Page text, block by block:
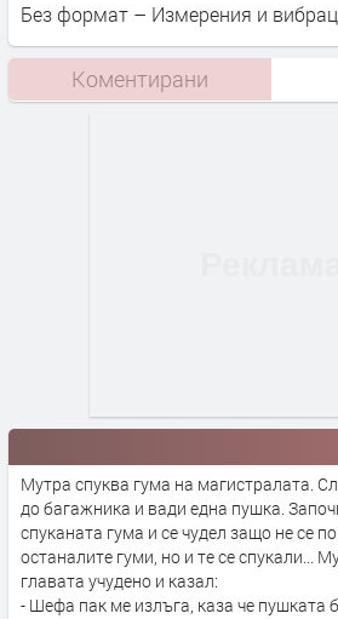
Без формат – Измерения и
Коментирани
Мутра спуква гума на магистралата.
до багажника и вади една пушка.
спуканата гума и се чудел защо не се
останалите гуми, но и те се спукали...
главата учудено и казал:
- Шефа пак ме излъга, каза че пушката